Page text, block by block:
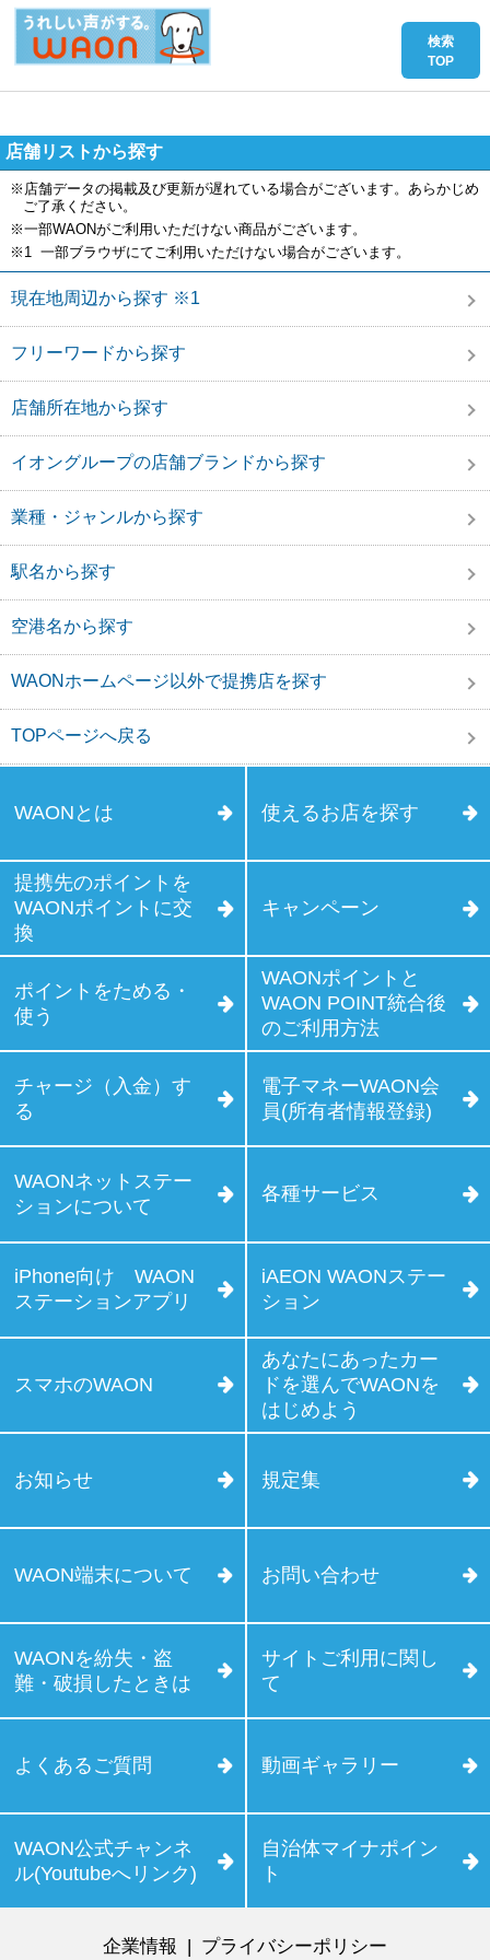
店舗リストから探す
※店舗データの掲載及び更新が遅れている場合がございます。あらかじめ
ご了承ください。
※一部WAONがご利用いただけない商品がございます。
※1 一部ブラウザにてご利用いただけない場合がございます。
現在地周辺から探す ※1
フリーワードから探す
店舗所在地から探す
イオングループの店舗ブランドから探す
業種・ジャンルから探す
駅名から探す
空港名から探す
WAONホームページ以外で提携店を探す
TOPページへ戻る